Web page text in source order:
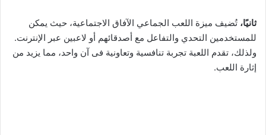
ثانيًا، تُضيف ميزة اللعب الجماعي الآفاق الاجتماعية، حيث يمكن
للمستخدمين التحدي والتفاعل مع أصدقائهم أو لاعبين عبر الإنترنت.
ولذلك، تقدم اللعبة تجربة تنافسية وتعاونية فى آن واحد، مما يزيد من
إثارة اللعب.